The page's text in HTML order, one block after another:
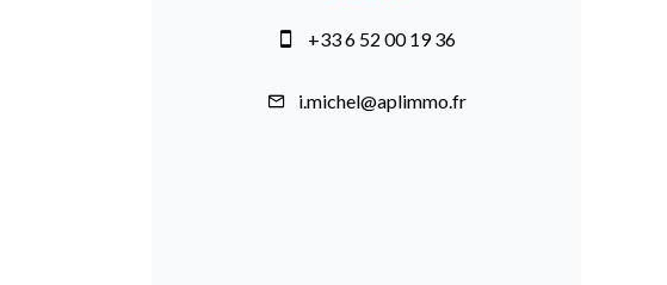
+33 6 52 00 19 36
i.michel@aplimmo.fr